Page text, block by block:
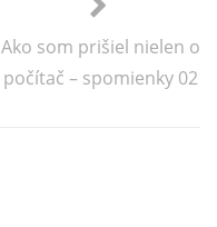
Ako som prišiel nielen o
počítač – spomienky 02